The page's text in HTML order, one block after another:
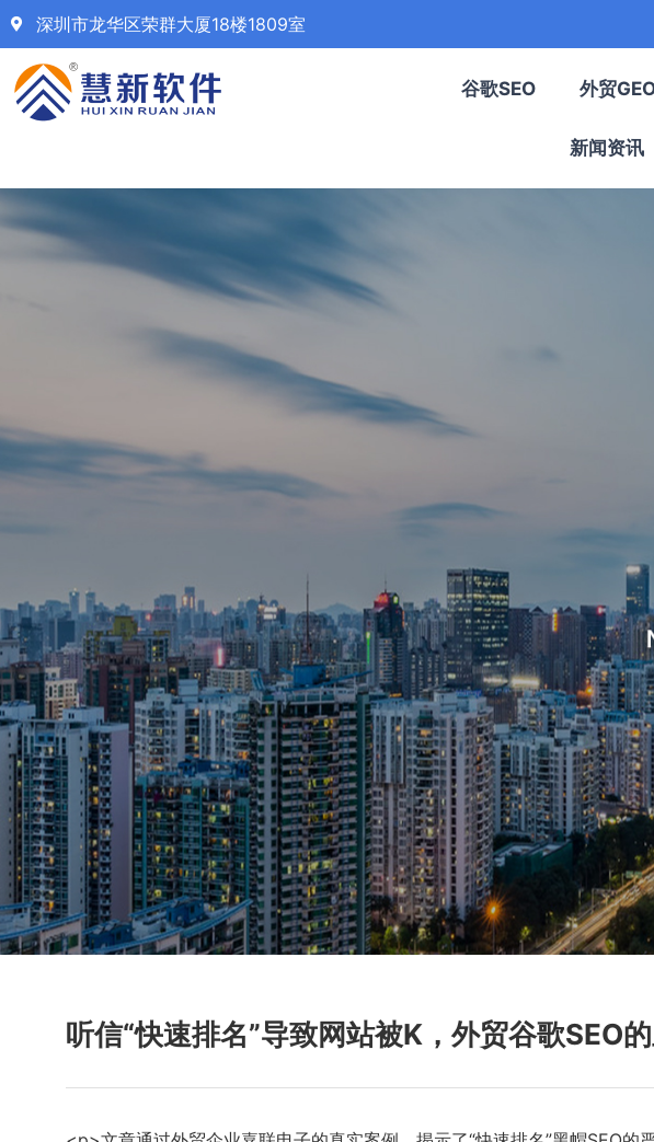
深圳市龙华区荣群大厦18楼1809室
谷歌SEO 外贸
新闻资讯
听信“快速排名”导致网站被K，外贸谷歌SEO